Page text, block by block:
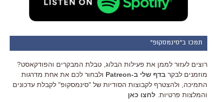
תמכו ב"סינמסקופ"
רוצים לעזור לממן את פעילות הבלוג, טבלת המבקרים והפודקאסט?
מוזמנים לבקר בדף שלי ב-Patreon
ולבחור לכם את אחת מדרגות
התמיכה, ולהצטרף לקבוצות הסודיות של "סינמסקופ" לקבלת עדכונים
והמלצות פרטיות. לחצו כאן